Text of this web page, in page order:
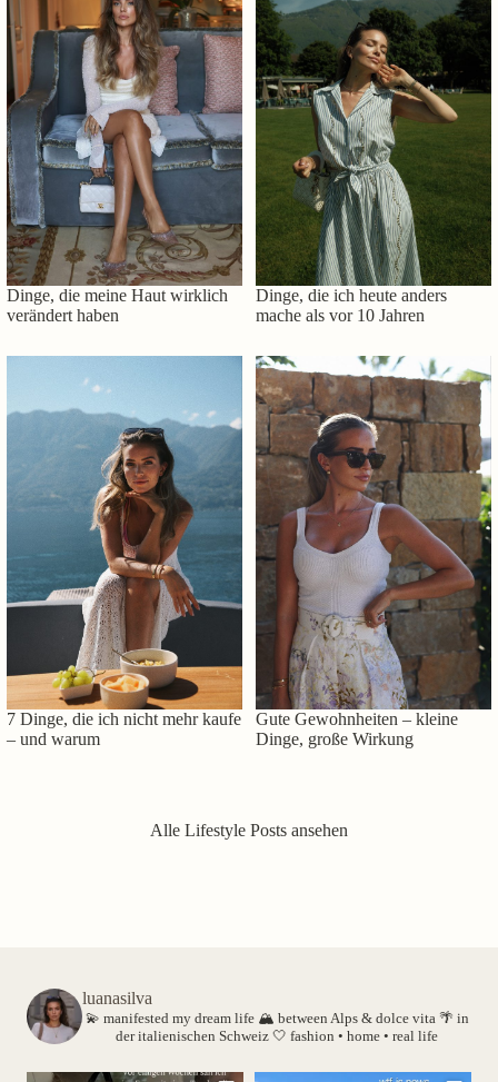
Dinge, die meine Haut wirklich
verändert haben
Dinge, die ich heute anders
mache als vor 10 Jahren
7 Dinge, die ich nicht mehr kaufe
– und warum
Gute Gewohnheiten – kleine
Dinge, große Wirkung
Alle Lifestyle Posts ansehen
luanasilva
💫 manifested my dream life 🏔️ between Alps & dolce vita 🌴 in
der italienischen Schweiz 🤍 fashion • home • real life